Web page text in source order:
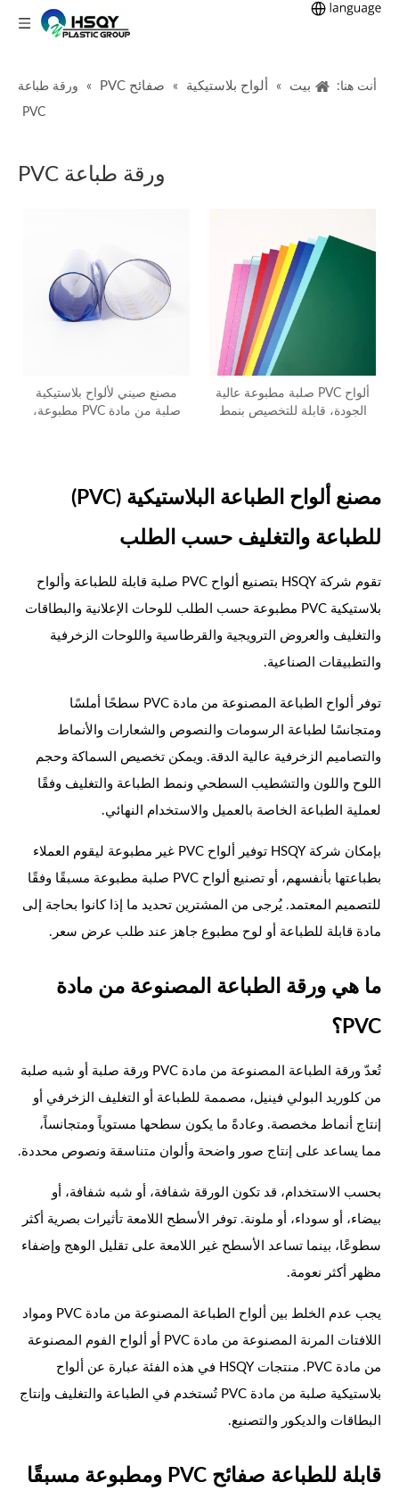
أنت هنا: بيت » ألواح بلاستيكية » صفائح PVC » ورقة طباعة
PVC
ورقة طباعة PVC
ألواح PVC صلبة مطبوعة عالية
الجودة، قابلة للتخصيص بنمط
مصنع صيني لألواح بلاستيكية
صلبة من مادة PVC مطبوعة،
مصنع ألواح الطباعة البلاستيكية (PVC)
للطباعة والتغليف حسب الطلب
تقوم شركة HSQY بتصنيع ألواح PVC صلبة قابلة للطباعة وألواح
بلاستيكية PVC مطبوعة حسب الطلب للوحات الإعلانية والبطاقات
والتغليف والعروض الترويجية والقرطاسية واللوحات الزخرفية
والتطبيقات الصناعية.
توفر ألواح الطباعة المصنوعة من مادة PVC سطحًا أملسًا
ومتجانسًا لطباعة الرسومات والنصوص والشعارات والأنماط
والتصاميم الزخرفية عالية الدقة. ويمكن تخصيص السماكة وحجم
اللوح واللون والتشطيب السطحي ونمط الطباعة والتغليف وفقًا
لعملية الطباعة الخاصة بالعميل والاستخدام النهائي.
بإمكان شركة HSQY توفير ألواح PVC غير مطبوعة ليقوم العملاء
بطباعتها بأنفسهم، أو تصنيع ألواح PVC صلبة مطبوعة مسبقًا وفقًا
للتصميم المعتمد. يُرجى من المشترين تحديد ما إذا كانوا بحاجة إلى
مادة قابلة للطباعة أو لوح مطبوع جاهز عند طلب عرض سعر.
ما هي ورقة الطباعة المصنوعة من مادة
PVC؟
تُعدّ ورقة الطباعة المصنوعة من مادة PVC ورقة صلبة أو شبه صلبة
من كلوريد البولي فينيل، مصممة للطباعة أو التغليف الزخرفي أو
إنتاج أنماط مخصصة. وعادةً ما يكون سطحها مستوياً ومتجانساً،
مما يساعد على إنتاج صور واضحة وألوان متناسقة ونصوص محددة.
بحسب الاستخدام، قد تكون الورقة شفافة، أو شبه شفافة، أو
بيضاء، أو سوداء، أو ملونة. توفر الأسطح اللامعة تأثيرات بصرية أكثر
سطوعًا، بينما تساعد الأسطح غير اللامعة على تقليل الوهج وإضفاء
مظهر أكثر نعومة.
يجب عدم الخلط بين ألواح الطباعة المصنوعة من مادة PVC ومواد
اللافتات المرنة المصنوعة من مادة PVC أو ألواح الفوم المصنوعة
من مادة PVC. منتجات HSQY في هذه الفئة عبارة عن ألواح
بلاستيكية صلبة من مادة PVC تُستخدم في الطباعة والتغليف وإنتاج
البطاقات والديكور والتصنيع.
قابلة للطباعة صفائح PVC ومطبوعة مسبقًا